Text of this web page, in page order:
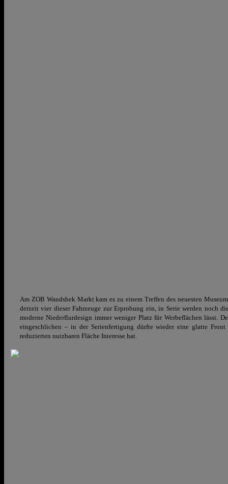
Am ZOB Wandsbek Markt kam es zu einem Treffen des neuesten
derzeit vier dieser Fahrzeuge zur Erprobung ein, in Serie werden noch
moderne Niederflurdesign immer weniger Platz für Werbeflächen lässt.
eingeschlichen – in der Serienfertigung dürfte wieder eine glatte
reduzierten nutzbaren Fläche Interesse hat.